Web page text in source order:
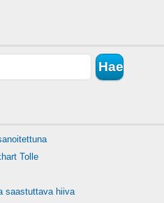
Tolle
saastuttava hiiva